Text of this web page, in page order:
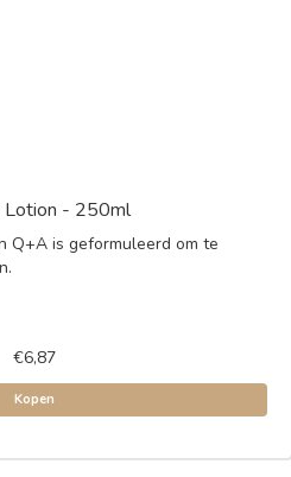
Lotion - 250ml
Q+A is geformuleerd om te
€6,87
Kopen